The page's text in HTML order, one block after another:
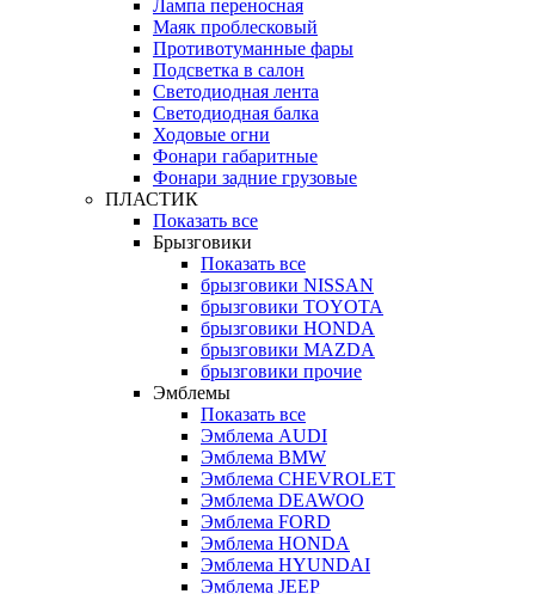
Лампа переносная
Маяк проблесковый
Противотуманные фары
Подсветка в салон
Светодиодная лента
Светодиодная балка
Ходовые огни
Фонари габаритные
Фонари задние грузовые
ПЛАСТИК
Показать все
Брызговики
Показать все
брызговики NISSAN
брызговики TOYOTA
брызговики HONDA
брызговики MAZDA
брызговики прочие
Эмблемы
Показать все
Эмблема AUDI
Эмблема BMW
Эмблема CHEVROLET
Эмблема DEAWOO
Эмблема FORD
Эмблема HONDA
Эмблема HYUNDAI
Эмблема JEEP